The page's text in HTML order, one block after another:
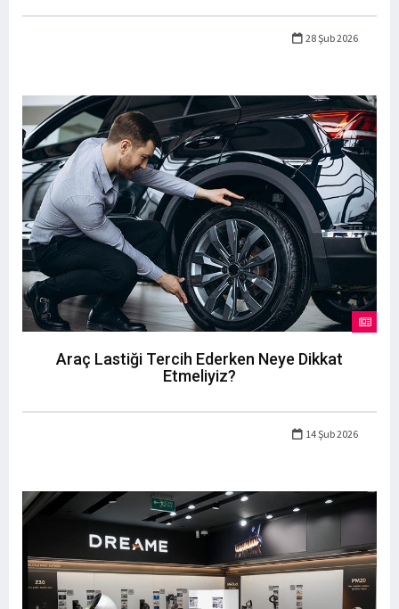
28 Şub 2026
Araç Lastiği Tercih Ederken Neye Dikkat
Etmeliyiz?
14 Şub 2026